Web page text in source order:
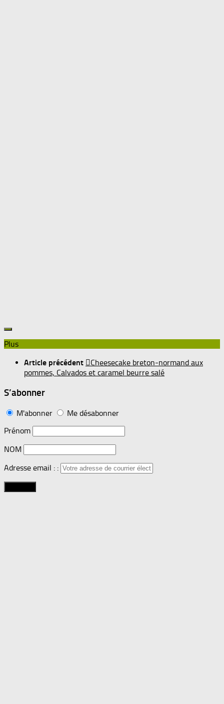
Plus
Article précédent
Cheesecake breton-normand aux
pommes, Calvados et caramel beurre salé
S’abonner
M'abonner
Me désabonner
Prénom
NOM
Adresse email : :